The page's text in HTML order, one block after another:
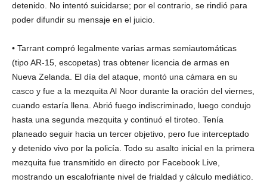
detenido. No intentó suicidarse; por el contrario, se rindió para
poder difundir su mensaje en el juicio.
• Tarrant compró legalmente varias armas semiautomáticas
(tipo AR-15, escopetas) tras obtener licencia de armas en
Nueva Zelanda. El día del ataque, montó una cámara en su
casco y fue a la mezquita Al Noor durante la oración del viernes,
cuando estaría llena. Abrió fuego indiscriminado, luego condujo
hasta una segunda mezquita y continuó el tiroteo. Tenía
planeado seguir hacia un tercer objetivo, pero fue interceptado
y detenido vivo por la policía. Todo su asalto inicial en la primera
mezquita fue transmitido en directo por Facebook Live,
mostrando un escalofriante nivel de frialdad y cálculo mediático.